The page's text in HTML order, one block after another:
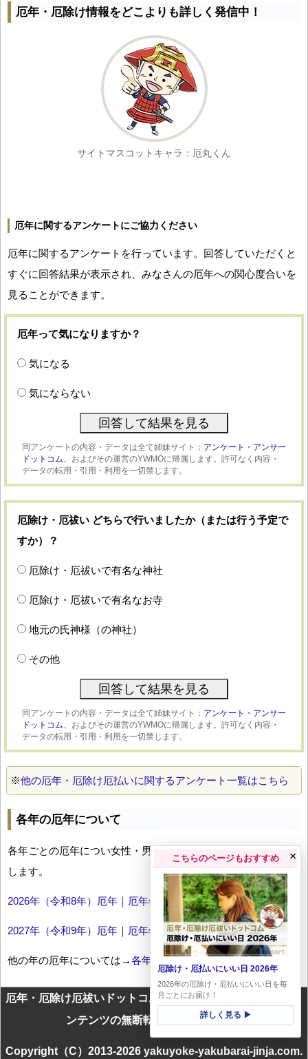
厄年・厄除け情報をどこよりも詳しく発信中！
サイトマスコットキャラ：厄丸くん
厄年に関するアンケートにご協力ください
厄年に関するアンケートを行っています。回答していただくと
すぐに回答結果が表示され、みなさんの厄年への関心度合いを
見ることができます。
厄年って気になりますか？
気になる
気にならない
同アンケートの内容・データは全て姉妹サイト： アンケート・アンサー
ドットコム、 およびその運営のYWMOに帰属します。許可なく内容・
データの転用・引用・利用を一切禁じます。
厄除け・厄祓い どちらで行いましたか（または行う予定で
すか）？
厄除け・厄祓いで有名な神社
厄除け・厄祓いで有名なお寺
地元の氏神様（の神社）
その他
同アンケートの内容・データは全て姉妹サイト： アンケート・アンサー
ドットコム、 およびその運営のYWMOに帰属します。許可なく内容・
データの転用・引用・利用を一切禁じます。
※他の厄年・厄除け厄払いに関するアンケート一覧はこちら
各年の厄年について
各年ごとの厄年につい女性・男性の年齢早見表とともにお伝え
します。
2026年（令和8年）厄年｜厄年年齢早見表
2027年（令和9年）厄年｜厄年年齢早見表
他の年の厄年については→各年厄年一覧
厄年・厄除け厄祓いドットコムに掲載のテキスト・画像等コ
ンテンツの無断転載を一切禁じます
Copyright（C）2013-2026 yakuyoke-yakubarai-jinja.com.
こちらのページもおすすめ
厄除け・厄払いにいい日 2026年
2026年の厄除け・厄払いにいい日を毎
月ごとにお届け！
詳しく見る ▶
×